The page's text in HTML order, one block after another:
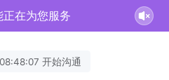
在为您服务
开始沟通